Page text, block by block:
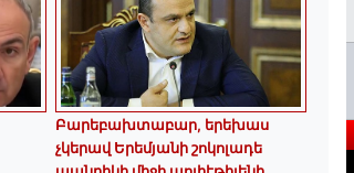
Բարեբախտաբար, երեխաս
չկերավ Երեմյանի շոկոլադե